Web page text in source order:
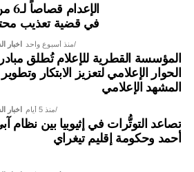
في قضية تعذيب
اخبار منذ أسبوع واحد
المؤسسة القطرية للإعلام تُطلق
الحوار الإعلامي لتعزيز الابتكار وتطوير
المشهد الإعلامي
اخبار منذ 5 أيام
تصاعد التوتُّرات في إثيوبيا بين نظام
أحمد وحكومة إقليم تيغراي